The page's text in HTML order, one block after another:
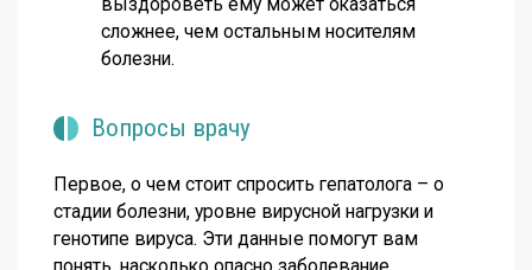
сложнее, чем остальным носителям
болезни.
Вопросы врачу
Первое, о чем стоит спросить гепатолога – о
стадии болезни, уровне вирусной нагрузки и
генотипе вируса. Эти данные помогут вам
понять, насколько опасно заболевание.